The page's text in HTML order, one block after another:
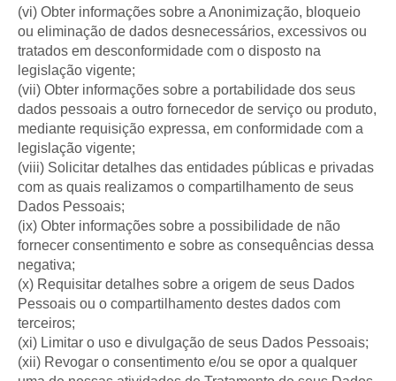
(vi) Obter informações sobre a Anonimização, bloqueio
ou eliminação de dados desnecessários, excessivos ou
tratados em desconformidade com o disposto na
legislação vigente;
(vii) Obter informações sobre a portabilidade dos seus
dados pessoais a outro fornecedor de serviço ou produto,
mediante requisição expressa, em conformidade com a
legislação vigente;
(viii) Solicitar detalhes das entidades públicas e privadas
com as quais realizamos o compartilhamento de seus
Dados Pessoais;
(ix) Obter informações sobre a possibilidade de não
fornecer consentimento e sobre as consequências dessa
negativa;
(x) Requisitar detalhes sobre a origem de seus Dados
Pessoais ou o compartilhamento destes dados com
terceiros;
(xi) Limitar o uso e divulgação de seus Dados Pessoais;
(xii) Revogar o consentimento e/ou se opor a qualquer